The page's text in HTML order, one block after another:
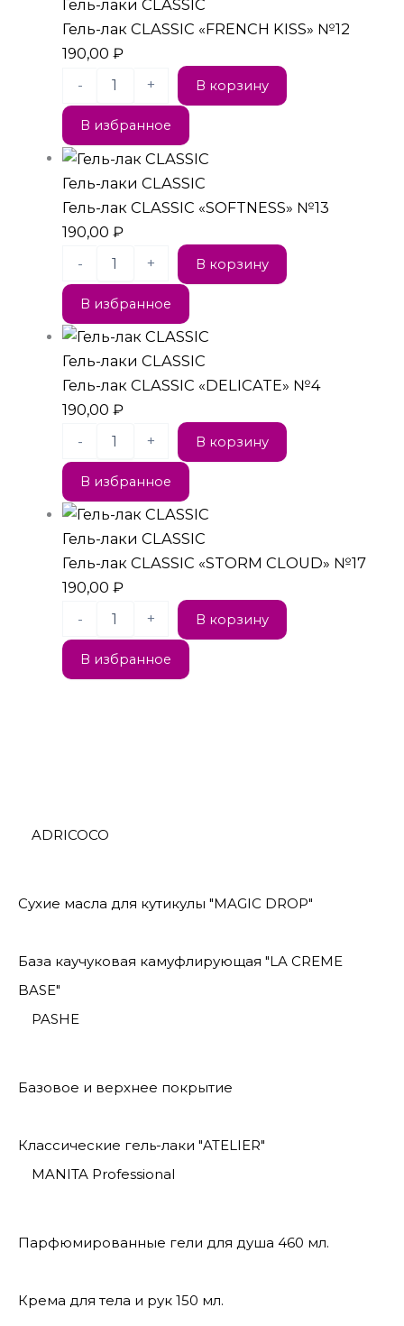
ADRICOCO
Сухие масла для кутикулы "MAGIC DROP"
База каучуковая камуфлирующая "LA CREME
BASE"
PASHE
Базовое и верхнее покрытие
Классические гель-лаки "ATELIER"
MANITA Professional
Парфюмированные гели для душа 460 мл.
Крема для тела и рук 150 мл.
Гель-лаки CLASSIC
Гель-лак CLASSIC «FRENCH KISS» №12
190,00₽
-
+ В корзину
В избранное
Гель-лаки CLASSIC
Гель-лак CLASSIC «SOFTNESS» №13
190,00₽
-
+ В корзину
В избранное
Гель-лаки CLASSIC
Гель-лак CLASSIC «DELICATE» №4
190,00₽
-
+ В корзину
В избранное
Гель-лаки CLASSIC
Гель-лак CLASSIC «STORM CLOUD» №17
190,00₽
-
+ В корзину
В избранное